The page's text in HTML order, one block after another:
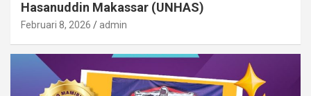
Hasanuddin Makassar (UNHAS)
Februari 8, 2026 admin